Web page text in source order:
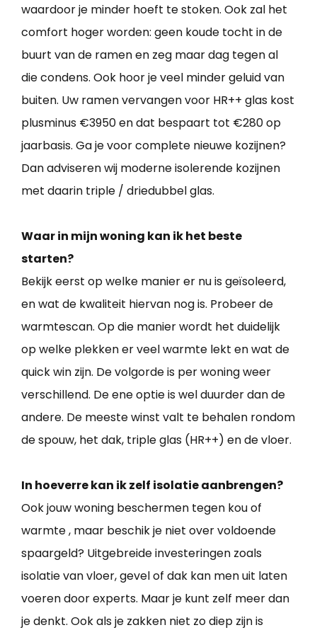
waardoor je minder hoeft te stoken. Ook zal het
comfort hoger worden: geen koude tocht in de
buurt van de ramen en zeg maar dag tegen al
die condens. Ook hoor je veel minder geluid van
buiten. Uw ramen vervangen voor HR++ glas kost
plusminus €3950 en dat bespaart tot €280 op
jaarbasis. Ga je voor complete nieuwe kozijnen?
Dan adviseren wij moderne isolerende kozijnen
met daarin triple / driedubbel glas.
Waar in mijn woning kan ik het beste
starten?
Bekijk eerst op welke manier er nu is geïsoleerd,
en wat de kwaliteit hiervan nog is. Probeer de
warmtescan. Op die manier wordt het duidelijk
op welke plekken er veel warmte lekt en wat de
quick win zijn. De volgorde is per woning weer
verschillend. De ene optie is wel duurder dan de
andere. De meeste winst valt te behalen rondom
de spouw, het dak, triple glas (HR++) en de vloer.
In hoeverre kan ik zelf isolatie aanbrengen?
Ook jouw woning beschermen tegen kou of
warmte , maar beschik je niet over voldoende
spaargeld? Uitgebreide investeringen zoals
isolatie van vloer, gevel of dak kan men uit laten
voeren door experts. Maar je kunt zelf meer dan
je denkt. Ook als je zakken niet zo diep zijn is